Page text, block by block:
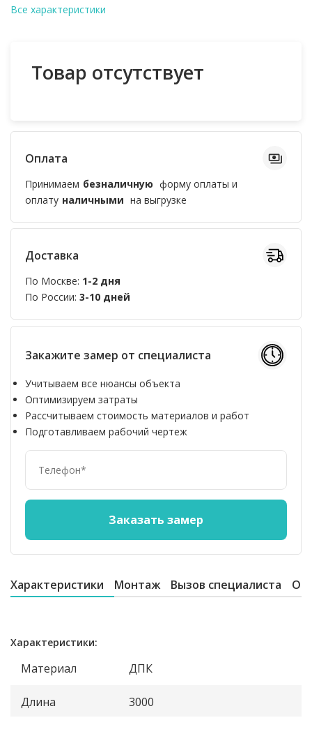
Все характеристики
Товар отсутствует
Оплата
Принимаем безналичную форму оплаты и
оплату наличными на выгрузке
Доставка
По Москве: 1-2 дня
По России: 3-10 дней
Закажите замер от специалиста
Учитываем все нюансы объекта
Оптимизируем затраты
Рассчитываем стоимость материалов и работ
Подготавливаем рабочий чертеж
Характеристики Монтаж Вызов специалиста
Характеристики:
Материал ДПК
Длина 3000